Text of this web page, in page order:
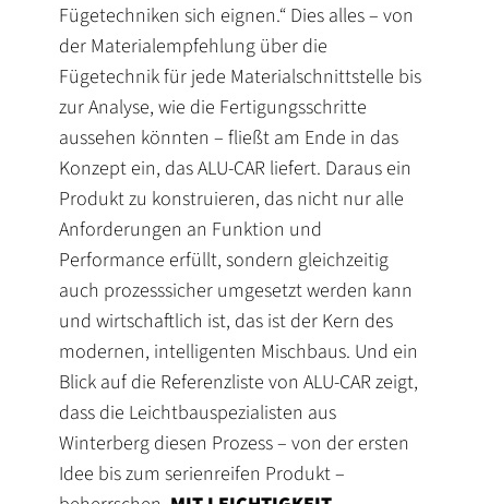
Fügetechniken sich eignen.“ Dies alles – von
der Materialempfehlung über die
Fügetechnik für jede Materialschnittstelle bis
zur Analyse, wie die Fertigungsschritte
aussehen könnten – fließt am Ende in das
Konzept ein, das ALU-CAR liefert. Daraus ein
Produkt zu konstruieren, das nicht nur alle
Anforderungen an Funktion und
Performance erfüllt, sondern gleichzeitig
auch prozesssicher umgesetzt werden kann
und wirtschaftlich ist, das ist der Kern des
modernen, intelligenten Mischbaus. Und ein
Blick auf die Referenzliste von ALU-CAR zeigt,
dass die Leichtbauspezialisten aus
Winterberg diesen Prozess – von der ersten
Idee bis zum serienreifen Produkt –